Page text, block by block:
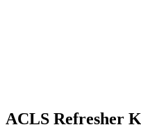
ACLS Refresher